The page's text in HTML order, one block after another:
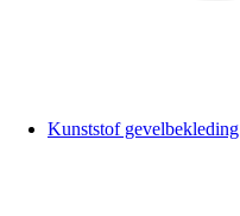
Kunststof gevelbekleding